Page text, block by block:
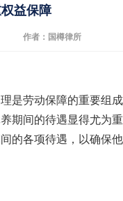
益保障
作者：国樽律所
是劳动保障的重要组成
期间的待遇显得尤为重
的各项待遇，以确保他